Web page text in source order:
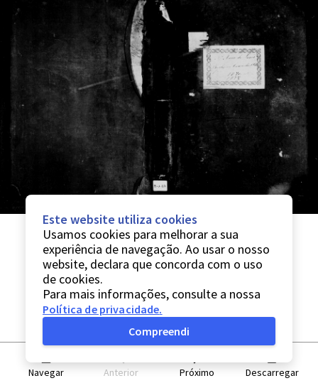
Navegar Anterior Próximo Descarregar
Este website utiliza cookies
Usamos cookies para melhorar a sua
experiência de navegação. Ao usar o nosso
website, declara que concorda com o uso
de cookies.
Para mais informações, consulte a nossa
Política de privacidade.
Compreendi